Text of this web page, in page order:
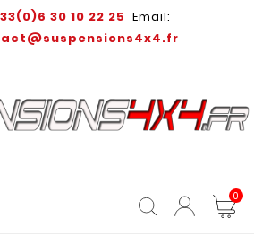
33(0)6 30 10 22 25 Email:
0